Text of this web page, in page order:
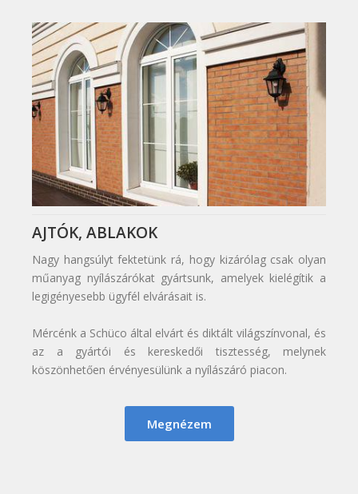
AJTÓK, ABLAKOK
Nagy hangsúlyt fektetünk rá, hogy kizárólag csak olyan
műanyag nyílászárókat gyártsunk, amelyek kielégítik a
legigényesebb ügyfél elvárásait is.
Mércénk a Schüco által elvárt és diktált világszínvonal, és
az a gyártói és kereskedői tisztesség, melynek
köszönhetően érvényesülünk a nyílászáró piacon.
Megnézem